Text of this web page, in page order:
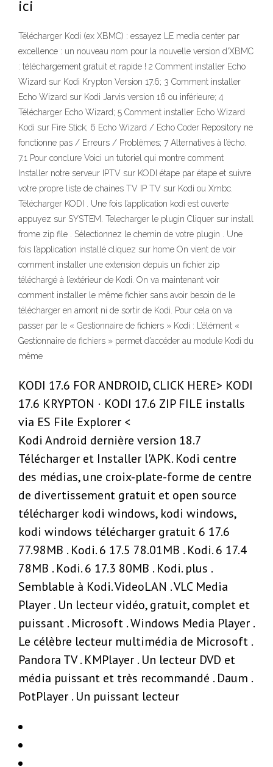
ici
Télécharger Kodi (ex XBMC) : essayez LE media center par
excellence : un nouveau nom pour la nouvelle version d'XBMC
: téléchargement gratuit et rapide ! 2 Comment installer Echo
Wizard sur Kodi Krypton Version 17.6; 3 Comment installer
Echo Wizard sur Kodi Jarvis version 16 ou inférieure; 4
Télécharger Echo Wizard; 5 Comment installer Echo Wizard
Kodi sur Fire Stick; 6 Echo Wizard / Echo Coder Repository ne
fonctionne pas / Erreurs / Problèmes; 7 Alternatives à l’écho.
7.1 Pour conclure Voici un tutoriel qui montre comment
Installer notre serveur IPTV sur KODI étape par étape et suivre
votre propre liste de chaines TV IP TV sur Kodi ou Xmbc.
Télécharger KODI . Une fois l’application kodi est ouverte
appuyez sur SYSTEM. Telecharger le plugin Cliquer sur install
frome zip file . Sélectionnez le chemin de votre plugin . Une
fois l’application installé cliquez sur home On vient de voir
comment installer une extension depuis un fichier zip
téléchargé à l’extérieur de Kodi. On va maintenant voir
comment installer le même fichier sans avoir besoin de le
télécharger en amont ni de sortir de Kodi. Pour cela on va
passer par le « Gestionnaire de fichiers » Kodi : L’élément «
Gestionnaire de fichiers » permet d’accéder au module Kodi du
même
KODI 17.6 FOR ANDROID, CLICK HERE> KODI
17.6 KRYPTON · KODI 17.6 ZIP FILE installs
via ES File Explorer <
Kodi Android dernière version 18.7
Télécharger et Installer l'APK. Kodi centre
des médias, une croix-plate-forme de centre
de divertissement gratuit et open source
télécharger kodi windows, kodi windows,
kodi windows télécharger gratuit 6 17.6
77.98MB . Kodi. 6 17.5 78.01MB . Kodi. 6 17.4
78MB . Kodi. 6 17.3 80MB . Kodi. plus .
Semblable à Kodi. VideoLAN . VLC Media
Player . Un lecteur vidéo, gratuit, complet et
puissant . Microsoft . Windows Media Player .
Le célèbre lecteur multimédia de Microsoft .
Pandora TV . KMPlayer . Un lecteur DVD et
média puissant et très recommandé . Daum .
PotPlayer . Un puissant lecteur